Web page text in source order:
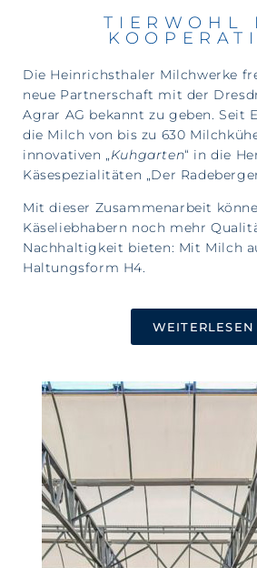
TIERWOHL
Die Heinrichsthaler Milchwerke
neue Partnerschaft mit der
Agrar AG bekannt zu geben. Seit
die Milch von bis zu 630
innovativen „Kuhgarten“ in die
Käsespezialitäten „Der
Mit dieser Zusammenarbeit
Käseliebhabern noch mehr
Nachhaltigkeit bieten: Mit Milch
Haltungsform H4.
WEITERLESEN